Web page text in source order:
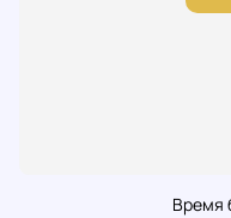
Время